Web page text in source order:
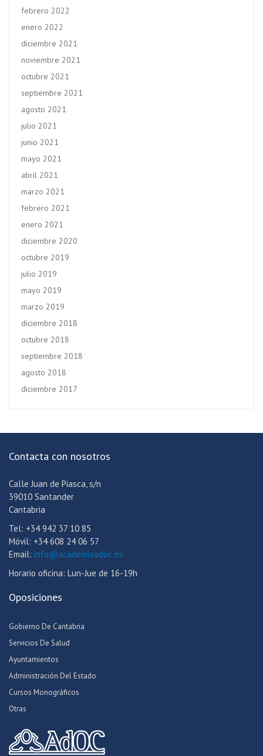
febrero 2022
enero 2022
diciembre 2021
noviembre 2021
octubre 2021
septiembre 2021
agosto 2021
julio 2021
junio 2021
mayo 2021
abril 2021
marzo 2021
febrero 2021
enero 2021
diciembre 2020
octubre 2019
julio 2019
mayo 2019
marzo 2019
diciembre 2018
octubre 2018
septiembre 2018
agosto 2018
diciembre 2017
Contacta con nosotros
Calle Juan de Piasca, s/n
39010 Santander
Cantabria
Tel: +34 942 37 10 85
Móvil: +34 608 24 06 57
Email: info@academiaadoc.es
Horario oficina: Lun-Jue de 16-19h
Oposiciones
Gobierno De Cantabria
Servicios De Salud
Ayuntamientos
Administración Del Estado
Cursos Monográficos
Otras